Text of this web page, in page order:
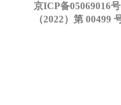
京ICP备05069016
（2022）第 00499